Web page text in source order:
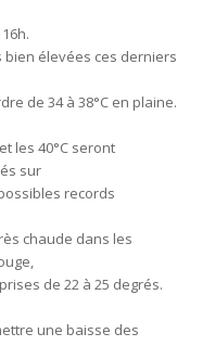
élevées ces derniers
de 34 à 38°C en plaine.
les 40°C seront
sur
records
chaude dans les
de 22 à 25 degrés.
une baisse des